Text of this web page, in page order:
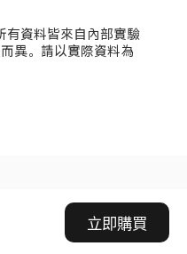
立即購買
有資料皆來自內部實驗
異。請以實際資料為